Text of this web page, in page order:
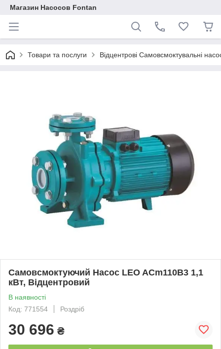
Магазин Насосов Fontan
Товари та послуги Відцентрові Самовсмоктувальні
Самовсмоктуючий Насос LEO ACm110B3 1,1
кВт, Відцентровий
В наявності
Код: 771554
Роздріб
30 696 ₴